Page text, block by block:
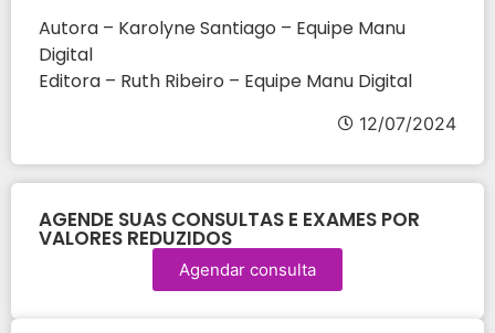
Autora – Karolyne Santiago – Equipe Manu
Digital
Editora – Ruth Ribeiro – Equipe Manu Digital
12/07/2024
AGENDE SUAS CONSULTAS E EXAMES POR
VALORES REDUZIDOS
Agendar consulta